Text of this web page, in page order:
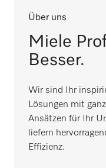
Über uns
Miele
Besser.
Wir sind Ihr
Lösungen mit
Ansätzen für Ihr
liefern
Effizienz.